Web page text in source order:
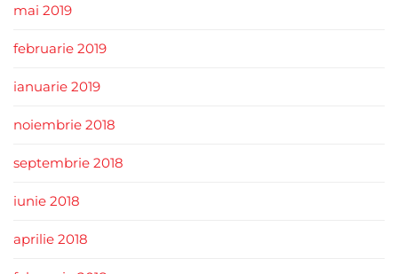
mai 2019
februarie 2019
ianuarie 2019
noiembrie 2018
septembrie 2018
iunie 2018
aprilie 2018